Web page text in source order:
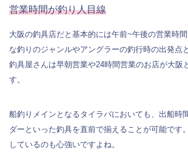
営業時間が釣り人目線
大阪の釣具店だと基本的には午前~午後の営業時
な釣りのジャンルやアングラーの釣行時の出発点
釣具屋さんは早朝営業や24時間営業のお店が大阪
す。
船釣りメインとなるタイラバにおいても、出船時
ダーといった釣具を直前で揃えることが可能です
しているのも心強いですよね。